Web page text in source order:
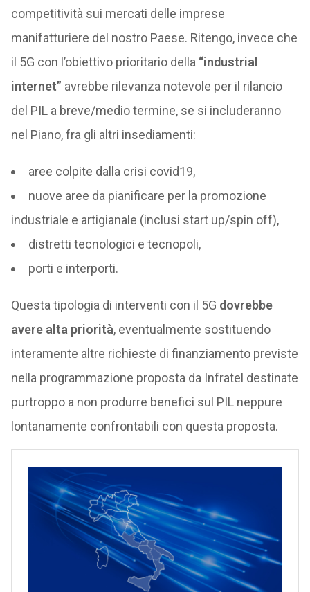
competitività sui mercati delle imprese
manifatturiere del nostro Paese. Ritengo, invece che
il 5G con l’obiettivo prioritario della “industrial
internet” avrebbe rilevanza notevole per il rilancio
del PIL a breve/medio termine, se si includeranno
nel Piano, fra gli altri insediamenti:
aree colpite dalla crisi covid19,
nuove aree da pianificare per la promozione
industriale e artigianale (inclusi start up/spin off),
distretti tecnologici e tecnopoli,
porti e interporti.
Questa tipologia di interventi con il 5G dovrebbe
avere alta priorità, eventualmente sostituendo
interamente altre richieste di finanziamento previste
nella programmazione proposta da Infratel destinate
purtroppo a non produrre benefici sul PIL neppure
lontanamente confrontabili con questa proposta.